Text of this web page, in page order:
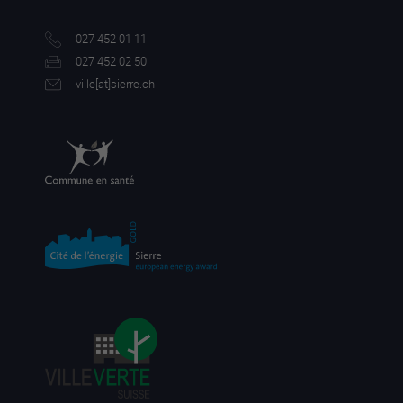
027 452 01 11
027 452 02 50
ville[at]sierre.ch